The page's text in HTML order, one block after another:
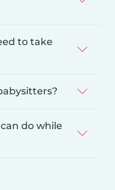
to take
do while